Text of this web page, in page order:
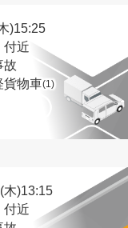
)15:25
付近
故
貨物車(1)
木)13:15
付近